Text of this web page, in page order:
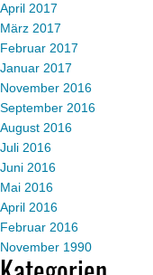
April 2017
März 2017
Februar 2017
Januar 2017
November 2016
September 2016
August 2016
Juli 2016
Juni 2016
Mai 2016
April 2016
Februar 2016
November 1990